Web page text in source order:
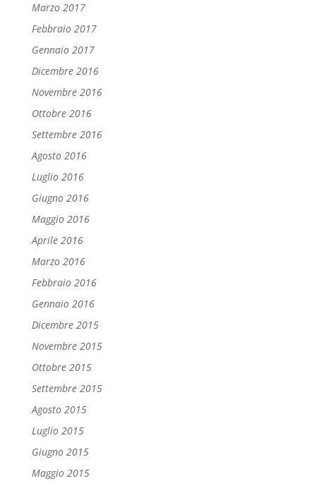
Marzo 2017
Febbraio 2017
Gennaio 2017
Dicembre 2016
Novembre 2016
Ottobre 2016
Settembre 2016
Agosto 2016
Luglio 2016
Giugno 2016
Maggio 2016
Aprile 2016
Marzo 2016
Febbraio 2016
Gennaio 2016
Dicembre 2015
Novembre 2015
Ottobre 2015
Settembre 2015
Agosto 2015
Luglio 2015
Giugno 2015
Maggio 2015